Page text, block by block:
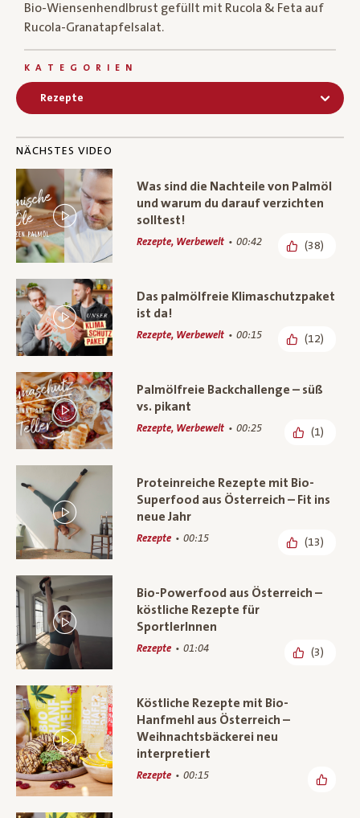
Bio-Wiensenhendlbrust gefüllt mit Rucola & Feta auf
Rucola-Granatapfelsalat.
KATEGORIEN
Rezepte
NÄCHSTES VIDEO
Was sind die Nachteile von Palmöl
und warum du darauf verzichten
solltest!
Rezepte, Werbewelt 00:42 (38)
Das palmölfreie Klimaschutzpaket
ist da!
Rezepte, Werbewelt 00:15 (12)
Palmölfreie Backchallenge – süß
vs. pikant
Rezepte, Werbewelt 00:25 (1)
Proteinreiche Rezepte mit Bio-
Superfood aus Österreich – Fit ins
neue Jahr
Rezepte 00:15 (13)
Bio-Powerfood aus Österreich –
köstliche Rezepte für
SportlerInnen
Rezepte 01:04 (3)
Köstliche Rezepte mit Bio-
Hanfmehl aus Österreich –
Weihnachtsbäckerei neu
interpretiert
Rezepte 00:15